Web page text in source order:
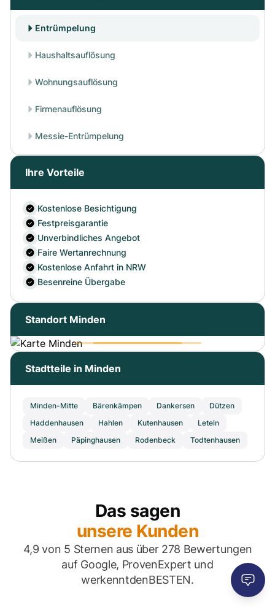
Entrümpelung
Haushaltsauflösung
Wohnungsauflösung
Firmenauflösung
Messie-Entrümpelung
Ihre Vorteile
Kostenlose Besichtigung
Festpreisgarantie
Unverbindliches Angebot
Faire Wertanrechnung
Kostenlose Anfahrt in NRW
Besenreine Übergabe
Standort Minden
Stadtteile in Minden
Minden-Mitte Bärenkämpen Dankersen
Dützen
Haddenhausen
Hahlen Kutenhausen
Leteln
Meißen
Päpinghausen Rodenbeck Todtenhausen
Das sagen
unsere Kunden
4,9 von 5 Sternen aus über 278 Bewertungen
auf Google, ProvenExpert und
werkenntdenBESTEN.